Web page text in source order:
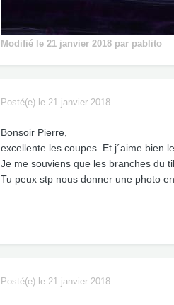
Modifié le 21 janvier 2018 par pablito
Posté(e) le 21 janvier 2018
Bonsoir Pierre,
excellente les coupes. Et j´aime bien
Je me souviens que les branches du
Tu peux stp nous donner une photo
Posté(e) le 21 janvier 2018